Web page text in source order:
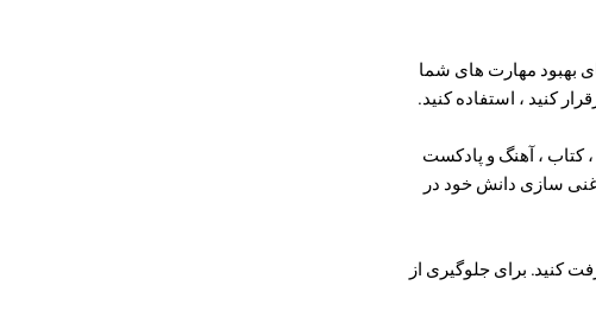
های بهبود مهارت های شما
کنید ، استفاده کنید.
، کتاب ، آهنگ و پادکست
غنی سازی دانش خود در
کنید. برای جلوگیری از